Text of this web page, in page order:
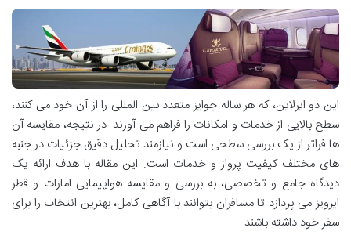
این دو ایرلاین، که هر ساله جوایز متعدد بین المللی را از آن خود می کنند،
سطح بالایی از خدمات و امکانات را فراهم می آورند. در نتیجه، مقایسه آن
ها فراتر از یک بررسی سطحی است و نیازمند تحلیل دقیق جزئیات در جنبه
های مختلف کیفیت پرواز و خدمات است. این مقاله با هدف ارائه یک
دیدگاه جامع و تخصصی، به بررسی و مقایسه هواپیمایی امارات و قطر
ایرویز می پردازد تا مسافران بتوانند با آگاهی کامل، بهترین انتخاب را برای
سفر خود داشته باشند.